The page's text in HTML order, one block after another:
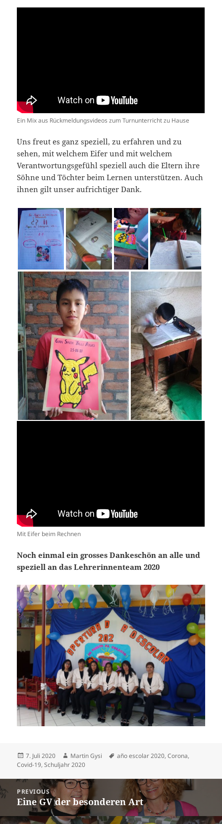
Ein Mix aus Rückmeldungsvideos zum Turnunterricht zu Hause
Uns freut es ganz speziell, zu erfahren und zu
sehen, mit welchem Eifer und mit welchem
Verantwortungsgefühl speziell auch die Eltern ihre
Söhne und Töchter beim Lernen unterstützen. Auch
ihnen gilt unser aufrichtiger Dank.
Mit Eifer beim Rechnen
Noch einmal ein grosses Dankeschön an alle und
speziell an das Lehrerinnenteam 2020
Posted
on
7. Juli 2020 Author
Martin Gysi Tags
año escolar 2020,Corona,
Covid-19,Schuljahr 2020
Beitrags-
Navigation
PREVIOUS
Previous
post:
Eine GV der besonderen Art